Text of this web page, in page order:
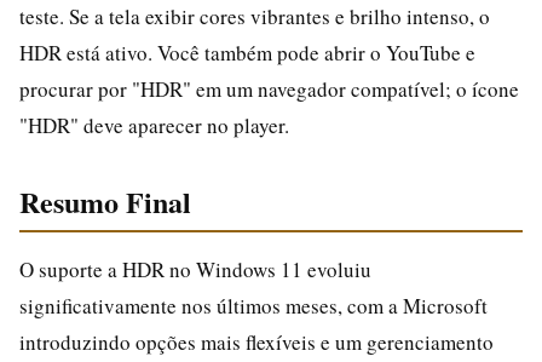
teste. Se a tela exibir cores vibrantes e brilho intenso, o
HDR está ativo. Você também pode abrir o YouTube e
procurar por "HDR" em um navegador compatível; o ícone
"HDR" deve aparecer no player.
Resumo Final
O suporte a HDR no Windows 11 evoluiu
significativamente nos últimos meses, com a Microsoft
introduzindo opções mais flexíveis e um gerenciamento